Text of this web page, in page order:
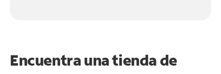
Encuentra una tienda de